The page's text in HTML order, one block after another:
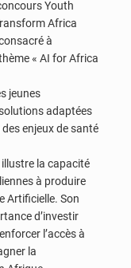
Youth
Africa
à
« AI for Africa
jeunes
adaptées
enjeux de santé
la capacité
à produire
Artificielle. Son
d’investir
l’accès à
la